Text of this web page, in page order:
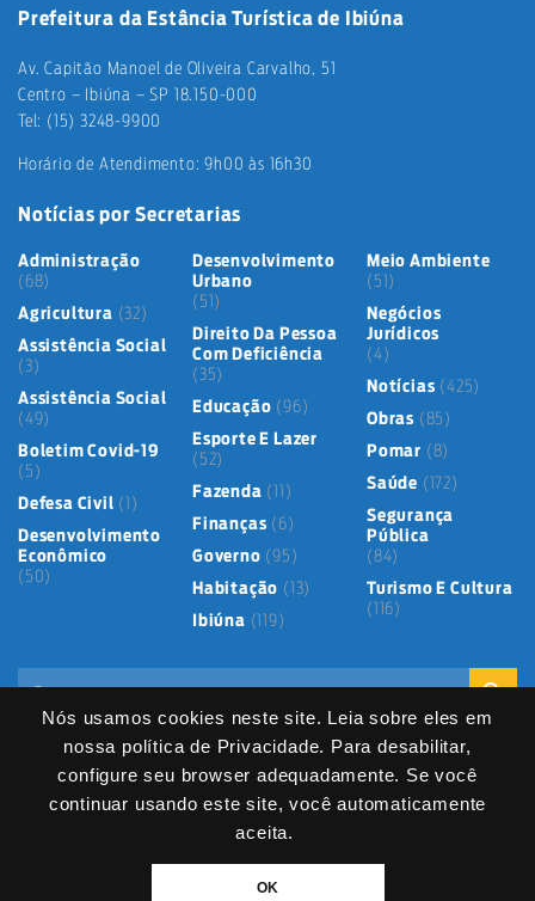
Nós usamos cookies neste site. Leia sobre eles em
nossa política de Privacidade. Para desabilitar,
configure seu browser adequadamente. Se você
continuar usando este site, você automaticamente
aceita.
OK
Prefeitura da Estância Turística de Ibiúna
Av. Capitão Manoel de Oliveira Carvalho, 51
Centro – Ibiúna – SP 18.150-000
Tel: (15) 3248-9900
Horário de Atendimento: 9h00 às 16h30
Notícias por Secretarias
Administração
(68)
Agricultura (32)
Assistência Social
(3)
Assistência Social
(49)
Boletim Covid-19
(5)
Defesa Civil (1)
Desenvolvimento
Econômico
(50)
Desenvolvimento
Urbano
(51)
Direito Da Pessoa
Com Deficiência
(35)
Educação (96)
Esporte E Lazer
(52)
Fazenda (11)
Finanças (6)
Governo (95)
Habitação (13)
Ibiúna (119)
Meio Ambiente
(51)
Negócios
Jurídicos
(4)
Notícias (425)
Obras (85)
Pomar (8)
Saúde (172)
Segurança
Pública
(84)
Turismo E Cultura
(116)
Mapa do Site Política de Privacidade
Termos de Uso
Serviços Digitais